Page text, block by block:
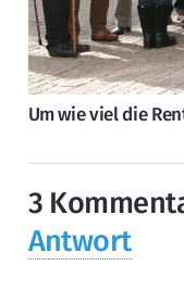
Um wie viel die
3
Antwort